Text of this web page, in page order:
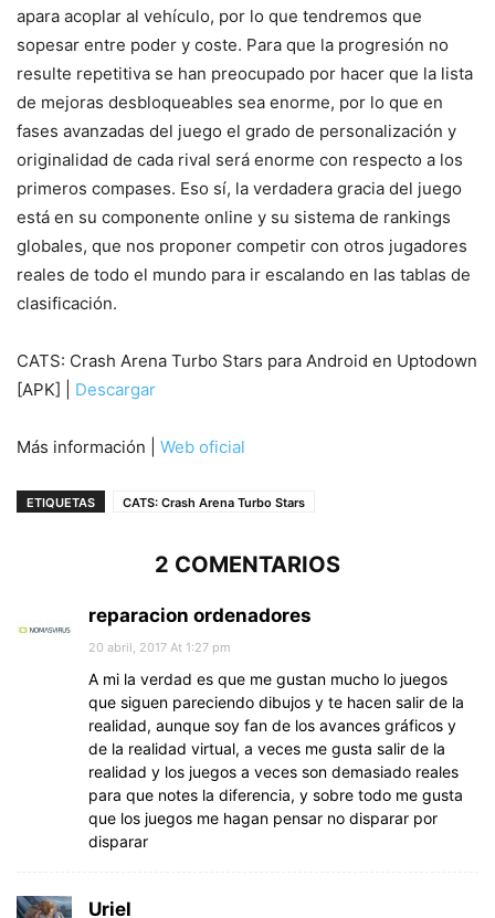
apara acoplar al vehículo, por lo que tendremos que
sopesar entre poder y coste. Para que la progresión no
resulte repetitiva se han preocupado por hacer que la lista
de mejoras desbloqueables sea enorme, por lo que en
fases avanzadas del juego el grado de personalización y
originalidad de cada rival será enorme con respecto a los
primeros compases. Eso sí, la verdadera gracia del juego
está en su componente online y su sistema de rankings
globales, que nos proponer competir con otros jugadores
reales de todo el mundo para ir escalando en las tablas de
clasificación.
CATS: Crash Arena Turbo Stars para Android en Uptodown
[APK] | Descargar
Más información | Web oficial
ETIQUETAS CATS: Crash Arena Turbo Stars
2 COMENTARIOS
reparacion ordenadores
20 abril, 2017 At 1:27 pm
A mi la verdad es que me gustan mucho lo juegos
que siguen pareciendo dibujos y te hacen salir de la
realidad, aunque soy fan de los avances gráficos y
de la realidad virtual, a veces me gusta salir de la
realidad y los juegos a veces son demasiado reales
para que notes la diferencia, y sobre todo me gusta
que los juegos me hagan pensar no disparar por
disparar
Uriel